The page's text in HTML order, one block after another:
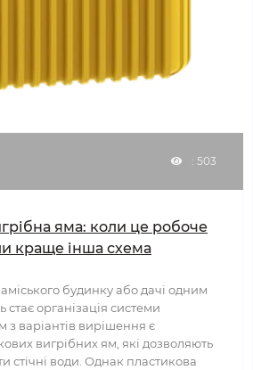
: 503
яма: коли це робоче
краще інша схема
будинку або дачі одним
організація системи
з варіантів вирішення є
вигрібних ям, які дозволяють
стічні води. Однак пластикова